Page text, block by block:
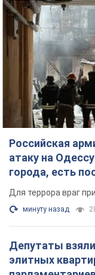
Российская
атаку на
города, есть
Для террора враг
минуту назад
Депутаты
элитных